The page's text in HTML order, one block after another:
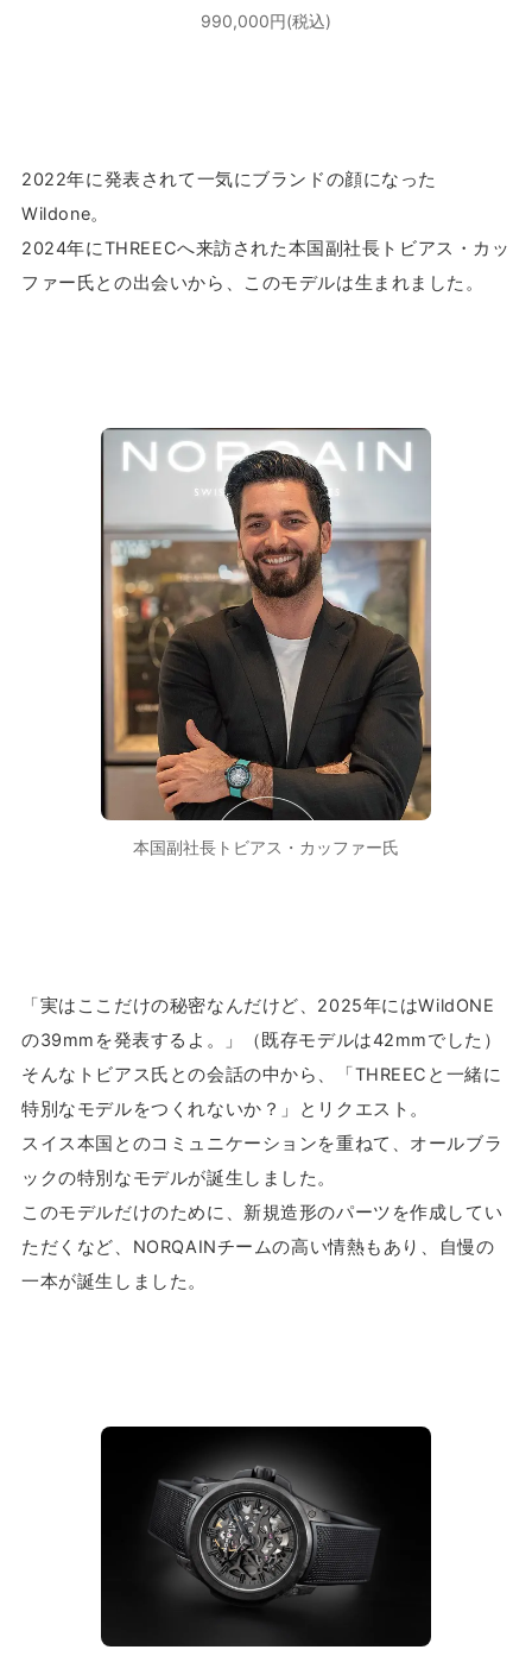
990,000円(税込)
2022年に発表されて一気にブランドの顔になった
Wildone。
2024年にTHREECへ来訪された本国副社長トビアス・カッ
ファー氏との出会いから、このモデルは生まれました。
本国副社長トビアス・カッファー氏
「実はここだけの秘密なんだけど、2025年にはWildONE
の39mmを発表するよ。」（既存モデルは42mmでした）
そんなトビアス氏との会話の中から、「THREECと一緒に
特別なモデルをつくれないか？」とリクエスト。
スイス本国とのコミュニケーションを重ねて、オールブラ
ックの特別なモデルが誕生しました。
このモデルだけのために、新規造形のパーツを作成してい
ただくなど、NORQAINチームの高い情熱もあり、自慢の
一本が誕生しました。